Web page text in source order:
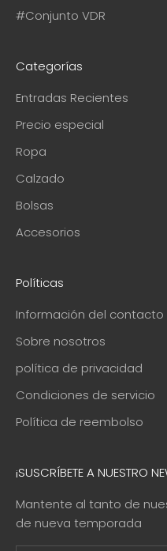
#Conjunto VDR
Categorías
Entradas Recientes
Precio especial
Ropa
Calzado
Bolsas
Accesorios
Políticas
Información del contacto
Sobre nosotros
política de privacidad
Condiciones de servicio
Política de reembolso
¡SUSCRÍBETE A NUESTRO
Mantente al tanto de
de nueva temporada